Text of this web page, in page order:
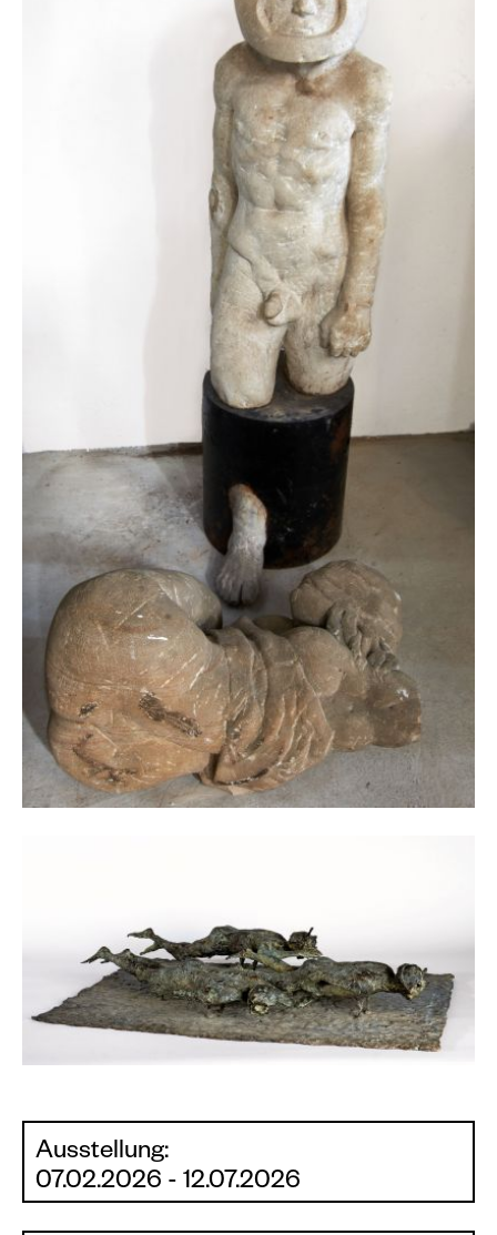
Ausstellung:
07.02.2026 - 12.07.2026